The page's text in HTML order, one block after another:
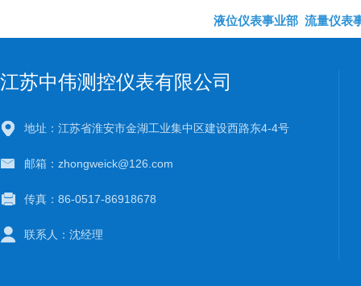
液位仪表事业部 流量仪表
江苏中伟测控仪表有限公司
地址：江苏省淮安市金湖工业集中区建设西路东4-4号
邮箱：zhongweick@126.com
传真：86-0517-86918678
联系人：沈经理